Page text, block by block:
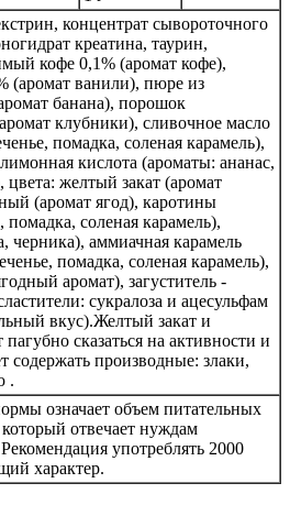
концентрат сывороточного
креатина, таурин,
кофе 0,1% (аромат кофе),
(аромат ванили), пюре из
банана), порошок
клубники), сливочное масло
помадка, соленая карамель),
кислота (ароматы: ананас,
цвета: желтый закат (аромат
(аромат ягод), каротины
помадка, соленая карамель),
черника), аммиачная карамель
помадка, соленая карамель),
аромат), загуститель -
сукралоза и ацесульфам
вкус).Желтый закат и
сказаться на активности и
производные: злаки,
.
означает объем питательных
отвечает нуждам
употреблять 2000
характер.